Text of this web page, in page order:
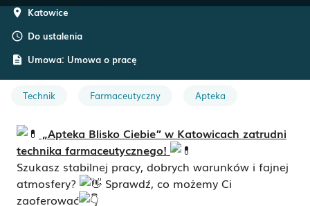
room Katowice
schedule Do ustalenia
description Umowa: Umowa o pracę
Technik Farmaceutyczny Apteka
„Apteka Blisko Ciebie” w Katowicach zatrudni
technika farmaceutycznego!
Szukasz stabilnej pracy, dobrych warunków i fajnej
atmosfery?
Sprawdź, co możemy Ci
zaoferować